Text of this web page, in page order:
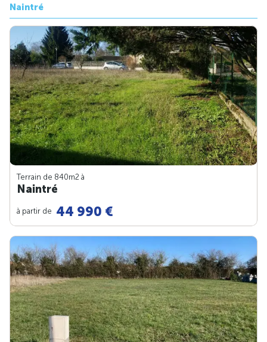
Naintré
Terrain de 840m2 à
Naintré
à partir de 44 990 €